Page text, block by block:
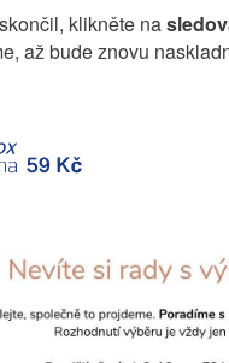
klikněte na
až bude znovu